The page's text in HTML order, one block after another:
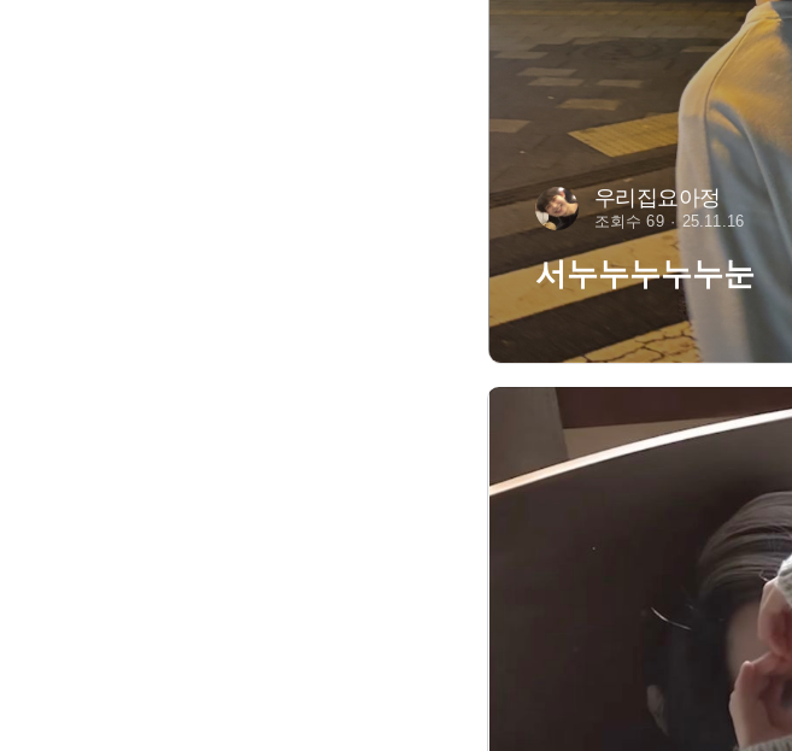
우리집요아정
조회수 69 25.11.16
서누누누누누눈